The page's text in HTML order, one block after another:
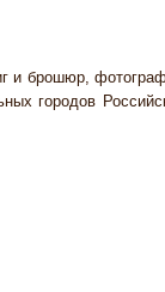
и брошюр,
городов